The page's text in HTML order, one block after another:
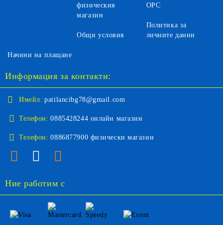
физическия
магазин
Общи условия
ОРС
Политика за
личните данни
Начини на плащане
Информация за контакти:
Имейл: patilancibg78@gmail.com
Телефон: 0885428244 онлайн магазин
Телефон: 0886877900 физически магазин
Ние работим с